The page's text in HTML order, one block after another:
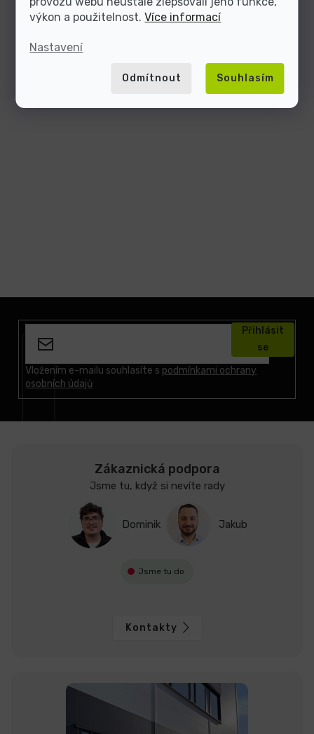
výkon a použitelnost.Více informací
Nastavení
Odmítnout Souhlasím
Vložením e-mailu souhlasíte s podmínkami ochrany
osobních údajů
Přihlásit
se
Zákaznická podpora
Jsme tu, když si nevíte rady
Dominik Jakub
Jsme tu do
Kontakty